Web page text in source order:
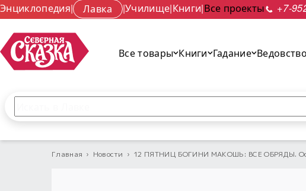
Энциклопедия| Лавка |Училище|Книги|Все проекты +7-
Все товары Книги Гадание Ведовство
Главная › Новости › 12 ПЯТНИЦ БОГИНИ МАКОШЬ: ВСЕ ОБРЯДЫ.